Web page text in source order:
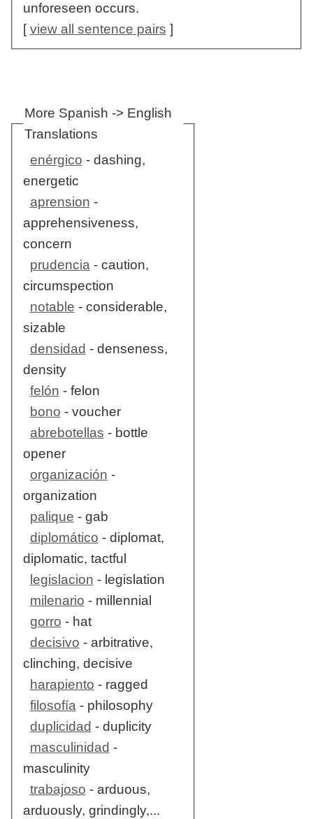
unforeseen occurs.
[view all sentence pairs ]
More Spanish -> English
Translations
enérgico - dashing,
energetic
aprension -
apprehensiveness,
concern
prudencia - caution,
circumspection
notable - considerable,
sizable
densidad - denseness,
density
felón - felon
bono - voucher
abrebotellas - bottle
opener
organización -
organization
palique - gab
diplomático - diplomat,
diplomatic, tactful
legislacion - legislation
milenario - millennial
gorro - hat
decisivo - arbitrative,
clinching, decisive
harapiento - ragged
filosofía - philosophy
duplicidad - duplicity
masculinidad -
masculinity
trabajoso - arduous,
arduously, grindingly,...